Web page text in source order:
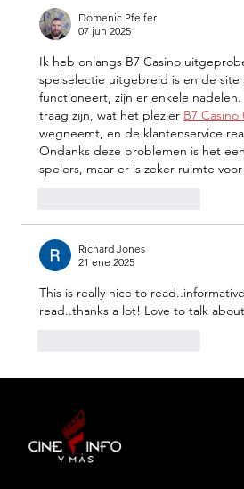
CURIOSOS por LIZ GIL
Domenic Pfeifer
07 jun 2025
Ik heb onlangs B7 Casino
spelselectie uitgebreid is en de
functioneert, zijn er enkele
traag zijn, wat het plezier B7 Casino
wegneemt, en de klantenservice
Ondanks deze problemen is het
spelers, maar er is zeker ruimte
Richard Jones
21 ene 2025
This is really nice to
read..thanks a lot! Love to talk